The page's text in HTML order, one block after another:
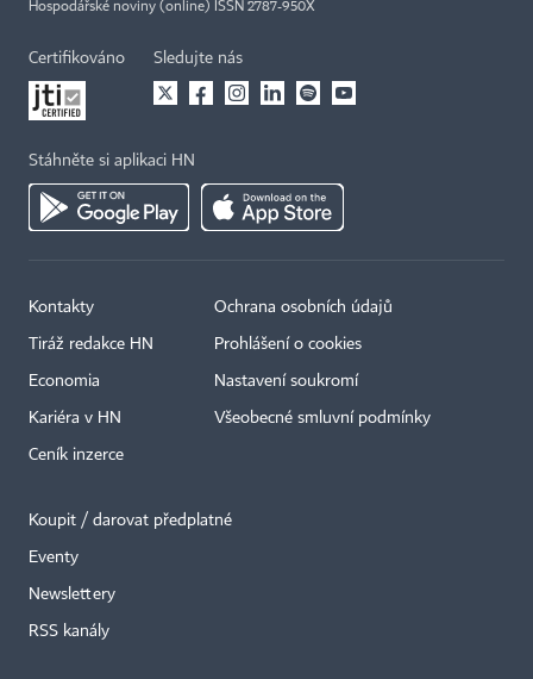
Hospodářské noviny (online) ISSN 2787-950X
Certifikováno Sledujte nás
Stáhněte si aplikaci HN
Kontakty
Tiráž redakce HN
Economia
Kariéra v HN
Ceník inzerce
Ochrana osobních údajů
Prohlášení o cookies
Nastavení soukromí
Všeobecné smluvní podmínky
Koupit / darovat předplatné
Eventy
Newslettery
RSS kanály